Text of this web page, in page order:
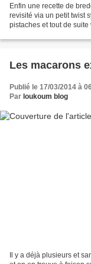
Enfin une recette de
revisité via un petit twist
pistaches et tout de
Les macarons
Publié le 17/03/2014 à
Par loukoum blog
Il y a déjà plusieurs et